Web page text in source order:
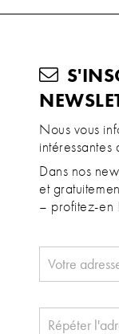
Nous vous
Dans nos
et
– profitez-en !